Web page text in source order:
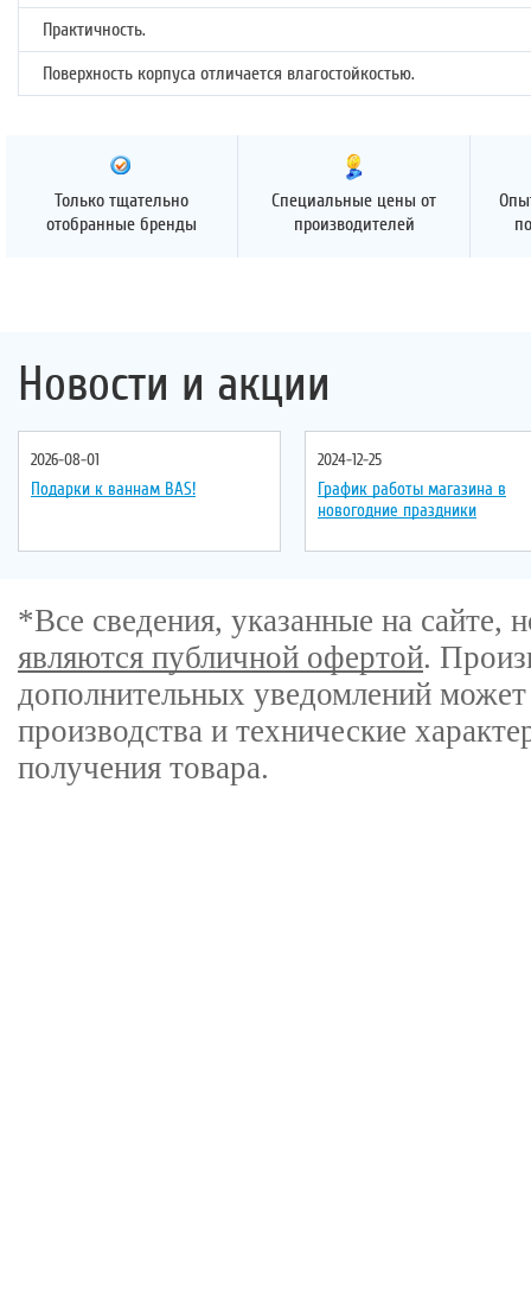
Практичность.
Поверхность корпуса отличается влагостойкостью.
Только тщательно
отобранные бренды
Специальные цены от
производителей
Новости и акции
2026-08-01
Подарки к ваннам BAS!
2024-12-25
График работы магазина в
новогодние праздники
*Все сведения, указанные на
являются публичной офертой.
дополнительных уведомлений
производства и технические
получения товара.